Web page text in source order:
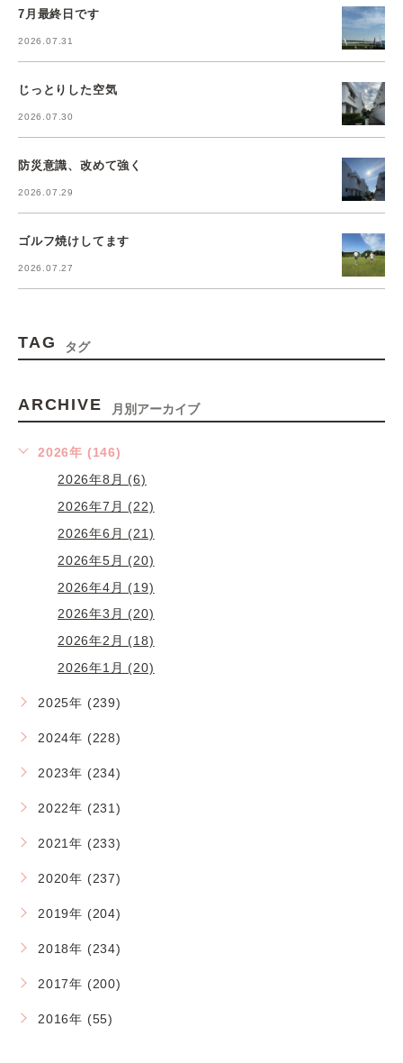
7月最終日です
2026.07.31
じっとりした空気
2026.07.30
防災意識、改めて強く
2026.07.29
ゴルフ焼けしてます
2026.07.27
TAG タグ
ARCHIVE 月別アーカイブ
2026年 (146)
2026年8月 (6)
2026年7月 (22)
2026年6月 (21)
2026年5月 (20)
2026年4月 (19)
2026年3月 (20)
2026年2月 (18)
2026年1月 (20)
2025年 (239)
2024年 (228)
2023年 (234)
2022年 (231)
2021年 (233)
2020年 (237)
2019年 (204)
2018年 (234)
2017年 (200)
2016年 (55)